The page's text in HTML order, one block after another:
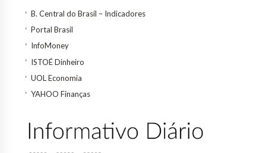
B. Central do Brasil – Indicadores
Portal Brasil
InfoMoney
ISTOÉ Dinheiro
UOL Economia
YAHOO Finanças